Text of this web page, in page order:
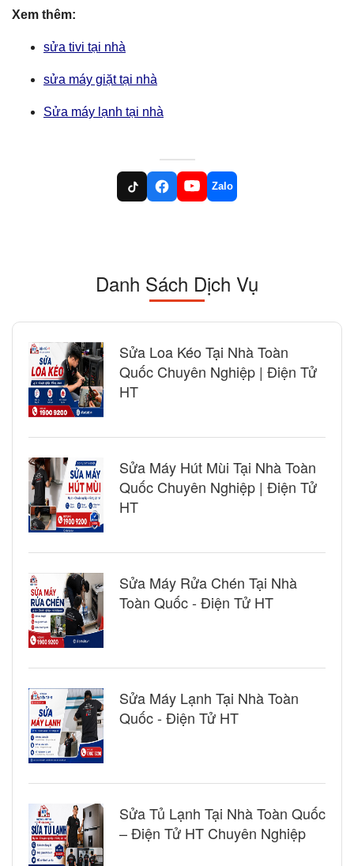
Xem thêm:
sửa tivi tại nhà
sửa máy giặt tại nhà
Sửa máy lạnh tại nhà
Zalo
Danh Sách Dịch Vụ
Sửa Loa Kéo Tại Nhà Toàn
Quốc Chuyên Nghiệp | Điện Tử
HT
Sửa Máy Hút Mùi Tại Nhà Toàn
Quốc Chuyên Nghiệp | Điện Tử
HT
Sửa Máy Rửa Chén Tại Nhà
Toàn Quốc - Điện Tử HT
Sửa Máy Lạnh Tại Nhà Toàn
Quốc - Điện Tử HT
Sửa Tủ Lạnh Tại Nhà Toàn Quốc
– Điện Tử HT Chuyên Nghiệp